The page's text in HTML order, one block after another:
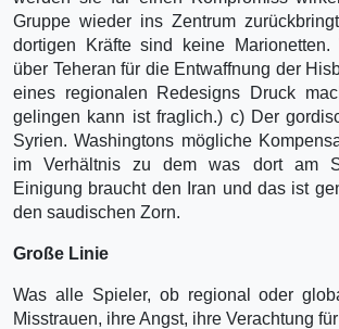
Gruppe wieder ins Zentrum
dortigen Kräfte sind keine Marionetten.
über Teheran für die Entwaffnung der
eines regionalen Redesigns Druck
gelingen kann ist fraglich.) c) Der
Syrien. Washingtons mögliche
im Verhältnis zu dem was dort am
Einigung braucht den Iran und das ist
den saudischen Zorn.
Große Linie
Was alle Spieler, ob regional oder
Misstrauen, ihre Angst, ihre Verachtung